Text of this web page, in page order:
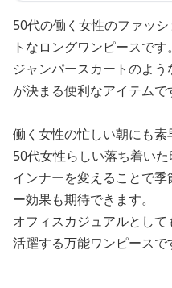
50代の働く女性のファッ
トなロングワンピースです。
ジャンパースカートのよ
が決まる便利なアイテムで
働く女性の忙しい朝にも素
50代女性らしい落ち着いた
インナーを変えることで
ー効果も期待できます。
オフィスカジュアルとし
活躍する万能ワンピースで